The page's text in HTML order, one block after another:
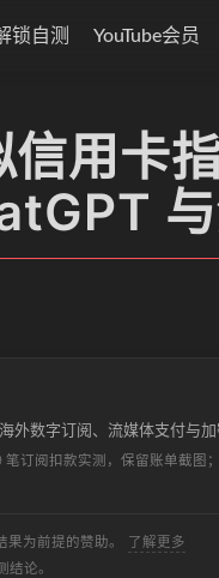
锁自测 YouTube会员
用卡
数字订阅、流媒体支付与加
订阅扣款实测，保留账单截图
为前提的赞助。
了解更多
论。